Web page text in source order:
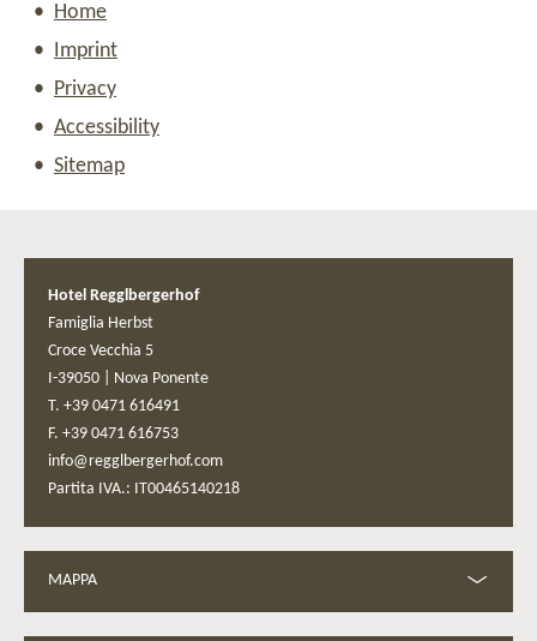
Home
Imprint
Privacy
Accessibility
Sitemap
Hotel Regglbergerhof
Famiglia Herbst
Croce Vecchia 5
I-39050
Nova Ponente
T. +39 0471 616491
F. +39 0471 616753
info@regglbergerhof.com
Partita IVA.: IT00465140218
MAPPA